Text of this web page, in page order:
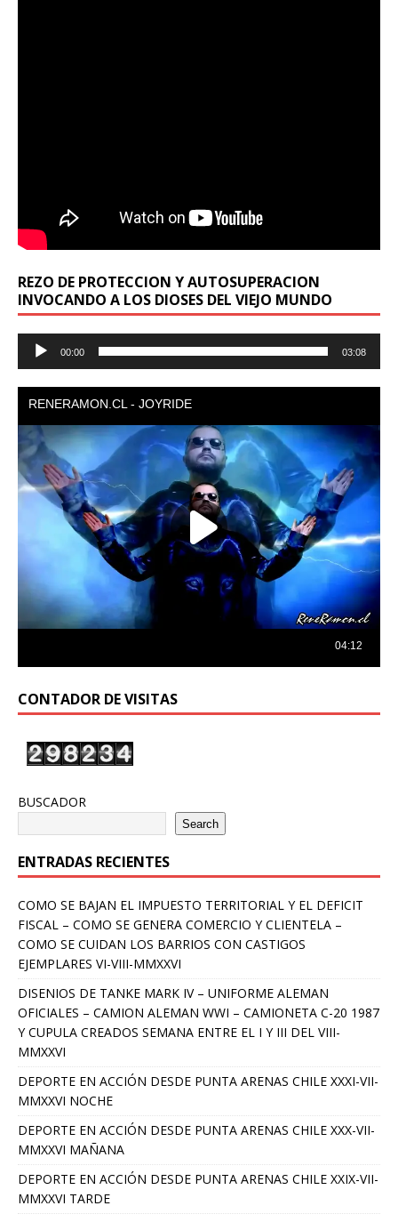
REZO DE PROTECCION Y AUTOSUPERACION
INVOCANDO A LOS DIOSES DEL VIEJO MUNDO
Reproductor
00:00 03:08
CONTADOR DE VISITAS
BUSCADOR
Search
ENTRADAS RECIENTES
COMO SE BAJAN EL IMPUESTO TERRITORIAL Y EL DEFICIT
FISCAL – COMO SE GENERA COMERCIO Y CLIENTELA –
COMO SE CUIDAN LOS BARRIOS CON CASTIGOS
EJEMPLARES VI-VIII-MMXXVI
DISENIOS DE TANKE MARK IV – UNIFORME ALEMAN
OFICIALES – CAMION ALEMAN WWI – CAMIONETA C-20 1987
Y CUPULA CREADOS SEMANA ENTRE EL I Y III DEL VIII-
MMXXVI
DEPORTE EN ACCIÓN DESDE PUNTA ARENAS CHILE XXXI-VII-
MMXXVI NOCHE
DEPORTE EN ACCIÓN DESDE PUNTA ARENAS CHILE XXX-VII-
MMXXVI MAÑANA
DEPORTE EN ACCIÓN DESDE PUNTA ARENAS CHILE XXIX-VII-
MMXXVI TARDE